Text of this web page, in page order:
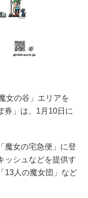
女の谷」エリアを
券」は、1月10日に
魔女の宅急便」に登
ッシュなどを提供す
13人の魔女団」など